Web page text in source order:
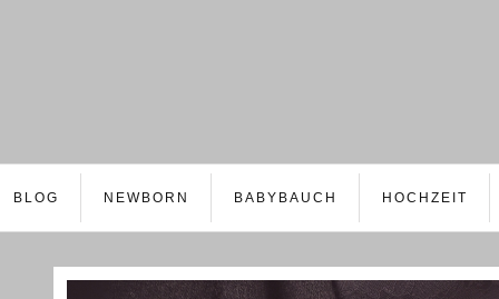
BLOG NEWBORN BABYBAUCH HOCHZEIT